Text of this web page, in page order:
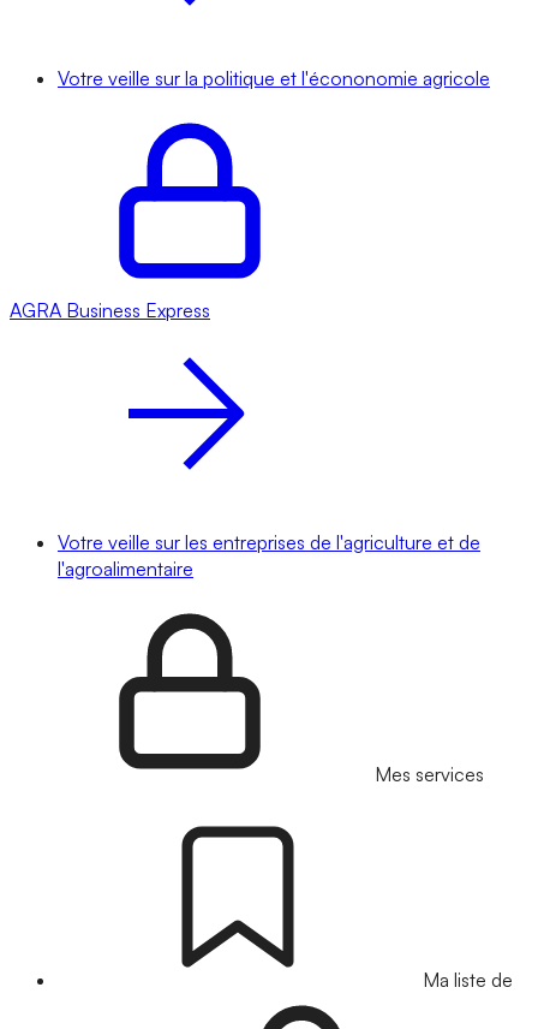
Votre veille sur la politique et l'écononomie agricole
AGRA Business Express
Votre veille sur les entreprises de l'agriculture et de
l'agroalimentaire
Mes services
Ma liste de